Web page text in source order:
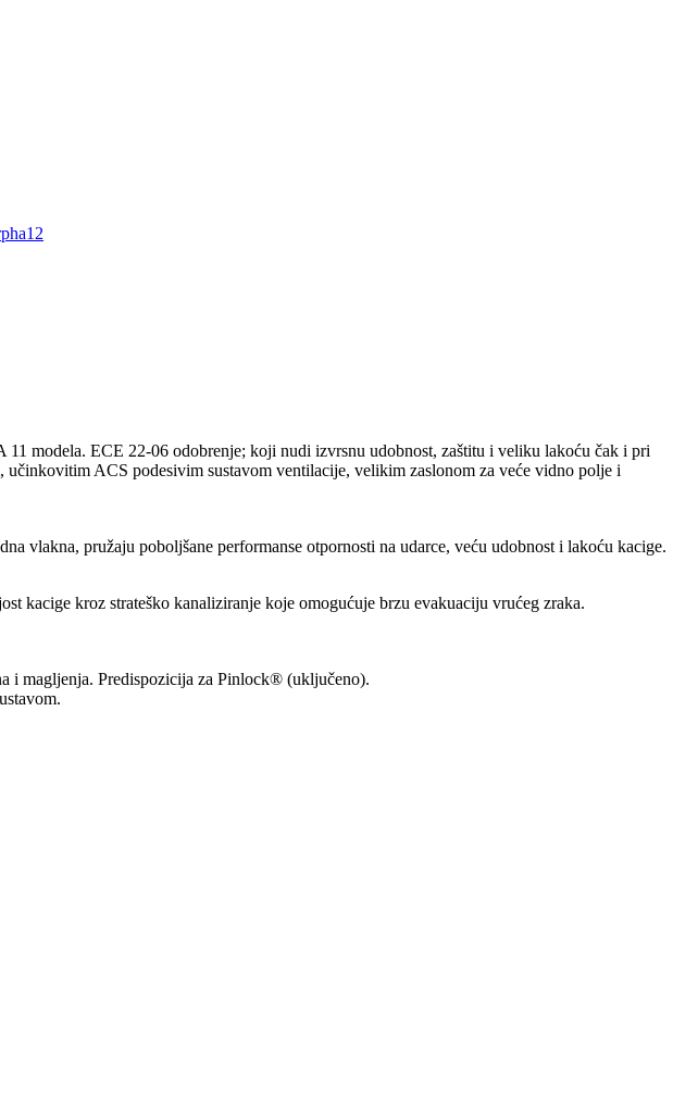
modela. ECE 22-06 odobrenje; koji nudi izvrsnu udobnost, zaštitu i veliku lakoću čak i pri
ACS podesivim sustavom ventilacije, velikim zaslonom za veće vidno polje i
vlakna, pružaju poboljšane performanse otpornosti na udarce, veću udobnost i lakoću kacige.
kacige kroz strateško kanaliziranje koje omogućuje brzu evakuaciju vrućeg zraka.
i magljenja. Predispozicija za Pinlock® (uključeno).